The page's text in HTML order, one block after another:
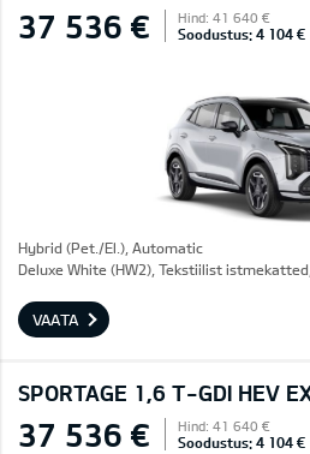
37 536 € Hind: 41 640 €
Soodustus: 4 104 €
Hybrid (Pet./El.), Automatic
Deluxe White (HW2), Tekstiilist
VAATA
SPORTAGE 1,6 T-GDI HEV
37 536 € Hind: 41 640 €
Soodustus: 4 104 €